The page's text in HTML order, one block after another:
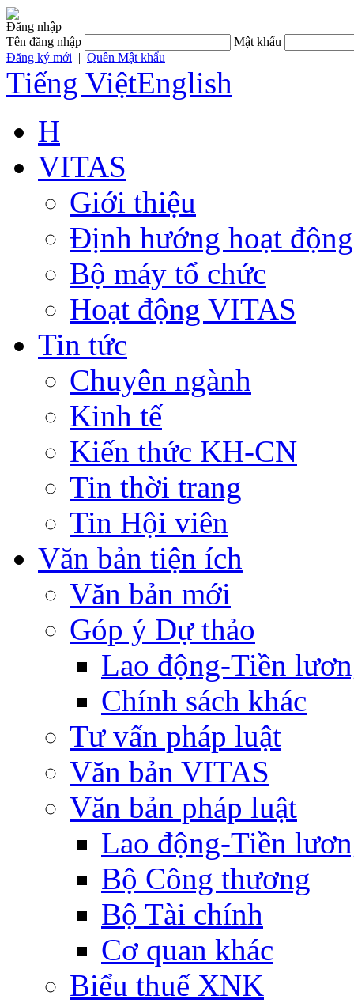
Đăng nhập
Tên đăng nhập
Mật khẩu
Đăng ký mới | Quên Mật khẩu
Tiếng ViệtEnglish
H
VITAS
Giới thiệu
Định hướng hoạt động
Bộ máy tổ chức
Hoạt động VITAS
Tin tức
Chuyên ngành
Kinh tế
Kiến thức KH-CN
Tin thời trang
Tin Hội viên
Văn bản tiện ích
Văn bản mới
Góp ý Dự thảo
Lao động-Tiền
Chính sách khác
Tư vấn pháp luật
Văn bản VITAS
Văn bản pháp luật
Lao động-Tiền
Bộ Công thương
Bộ Tài chính
Cơ quan khác
Biểu thuế XNK